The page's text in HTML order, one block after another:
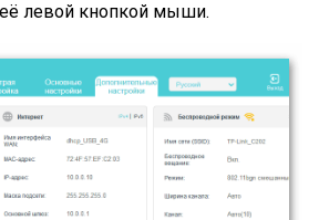
левой кнопкой мыши.